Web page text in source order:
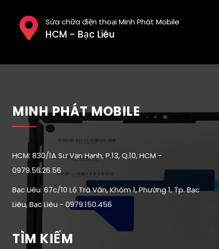
Sửa chữa điện thoại Minh Phát Mobile
HCM - Bạc Liêu
MINH PHÁT MOBILE
HCM: 830/1A Sư Vạn Hạnh, P.13, Q.10, HCM -
0979.56.26.56
Bạc Liêu: 67c/10 Lộ Trà Văn, Khóm 1, Phường 1, Tp. Bạc
Liêu, Bạc Liêu - 0979.150.456
TÌM KIẾM